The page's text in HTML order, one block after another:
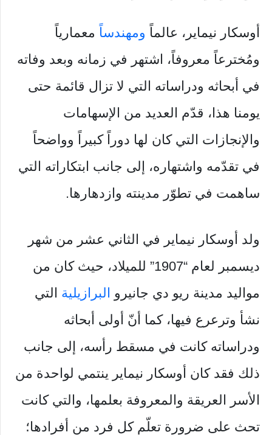
أوسكار نيماير، عالماً ومهندساً معمارياً
ومُخترعاً معروفاً، اشتهر في زمانه وبعد وفاته
في أبحاثه ودراساته التي لا تزال قائمة حتى
يومنا هذا، قدّم العديد من الإسهامات
والإنجازات التي كان لها دوراً كبيراً وواضحاً
في تقدّمه واشتهاره، إلى جانب ابتكاراته التي
ساهمت في تطوّر مدينته وازدهارها.
ولد أوسكار نيماير في الثاني عشر من شهر
ديسمبر لعام “1907” للميلاد، حيث كان من
مواليد مدينة ريو دي جانيرو البرازيلية التي
نشأ وترعرع فيها، كما أنّ أولى أبحاثه
ودراساته كانت في مسقط رأسه، إلى جانب
ذلك فقد كان أوسكار نيماير ينتمي لواحدة من
الأسر العريقة والمعروفة بعلمها، والتي كانت
تحث على ضرورة تعلّم كل فرد من أفرادها؛